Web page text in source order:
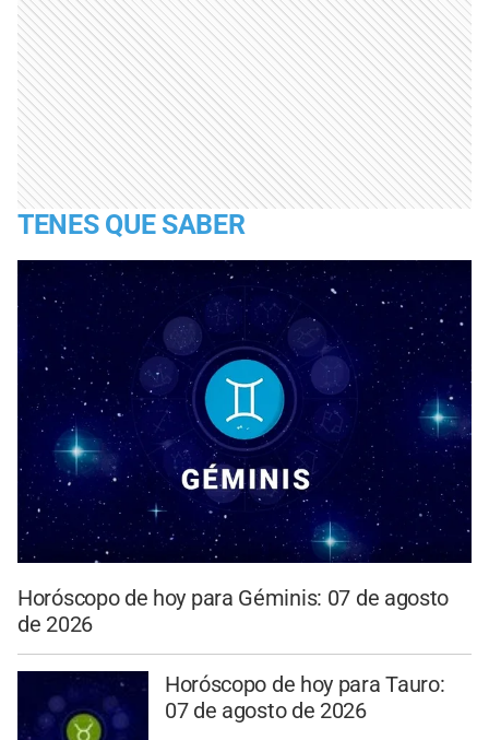
TENES QUE SABER
Horóscopo de hoy para Géminis: 07 de agosto
de 2026
Horóscopo de hoy para Tauro:
07 de agosto de 2026